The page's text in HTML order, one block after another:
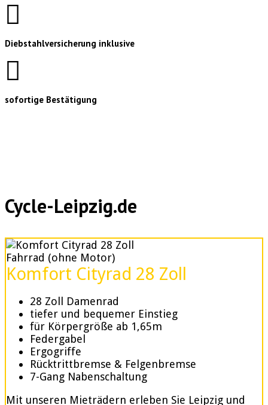
Diebstahlversicherung inklusive
sofortige Bestätigung
Cycle-Leipzig.de
Fahrrad (ohne Motor)
Komfort Cityrad 28 Zoll
28 Zoll Damenrad
tiefer und bequemer Einstieg
für Körpergröße ab 1,65m
Federgabel
Ergogriffe
Rücktrittbremse & Felgenbremse
7-Gang Nabenschaltung
Mit unseren Mieträdern erleben Sie Leipzig und